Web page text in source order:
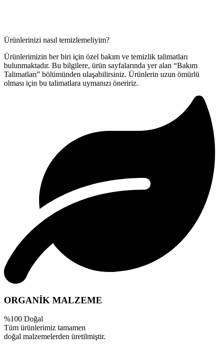
Ürünlerinizi nasıl temizlemeliyim?
Ürünlerimizin her biri için özel bakım ve temizlik talimatları
bulunmaktadır. Bu bilgilere, ürün sayfalarında yer alan “Bakım
Talimatları” bölümünden ulaşabilirsiniz. Ürünlerin uzun ömürlü
olması için bu talimatlara uymanızı öneririz.
ORGANİK MALZEME
%100 Doğal
Tüm ürünlerimiz tamamen
doğal malzemelerden üretilmiştir.